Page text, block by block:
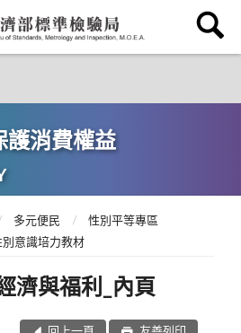
護消費權益
多元便民
性別平等專區
意識培力教材
濟與福利_內頁